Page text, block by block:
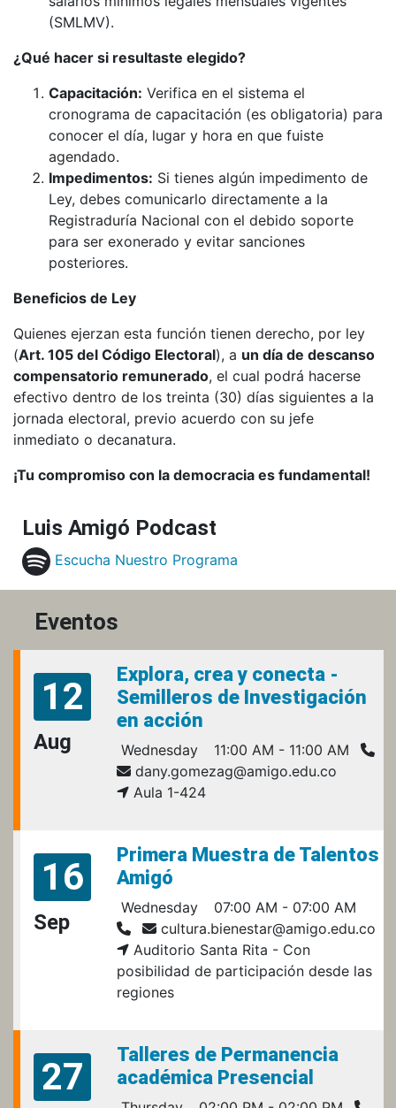
(SMLMV).
¿Qué hacer si resultaste elegido?
Capacitación: Verifica en el sistema el
cronograma de capacitación (es obligatoria) para
conocer el día, lugar y hora en que fuiste
agendado.
Impedimentos: Si tienes algún impedimento de
Ley, debes comunicarlo directamente a la
Registraduría Nacional con el debido soporte
para ser exonerado y evitar sanciones
posteriores.
Beneficios de Ley
Quienes ejerzan esta función tienen derecho, por ley
(Art. 105 del Código Electoral), a un día de descanso
compensatorio remunerado, el cual podrá hacerse
efectivo dentro de los treinta (30) días siguientes a la
jornada electoral, previo acuerdo con su jefe
inmediato o decanatura.
¡Tu compromiso con la democracia es fundamental!
Luis Amigó Podcast
Escucha Nuestro Programa
Eventos
12
Aug
Explora, crea y conecta -
Semilleros de Investigación
en acción
Wednesday
11:00 AM - 11:00 AM
dany.gomezag@amigo.edu.co
Aula 1-424
16
Sep
Primera Muestra de Talentos
Amigó
Wednesday
07:00 AM - 07:00 AM
cultura.bienestar@amigo.edu.co
Auditorio Santa Rita - Con
posibilidad de participación desde las
regiones
27
Talleres de Permanencia
académica Presencial